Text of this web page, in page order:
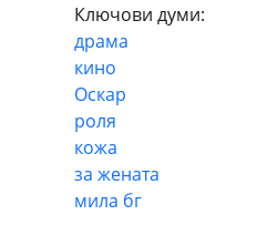
Ключови думи:
драма
кино
Оскар
роля
кожа
за жената
мила бг